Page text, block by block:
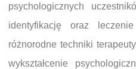
psychologicznych
identyfikację oraz
różnorodne techniki
wykształcenie